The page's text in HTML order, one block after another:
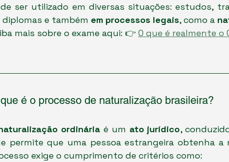
ser utilizado em diversas situações: estudos,
diplomas e também em processos legais, como a
mais sobre o exame aqui: 👉 O que é realmente o
é o processo de naturalização brasileira?
ordinária é um ato jurídico,
permite que uma pessoa estrangeira obtenha a
exige o cumprimento de critérios como: